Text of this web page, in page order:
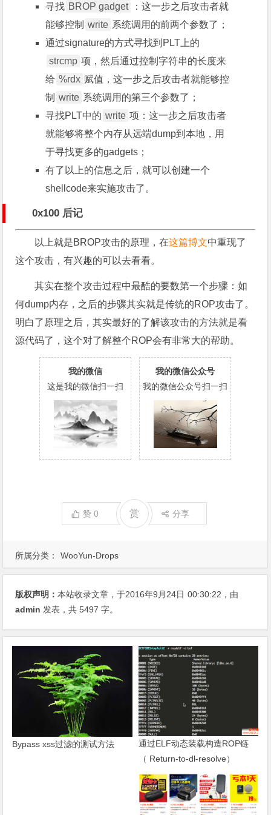
所属分类： WooYun-Drops
寻找 BROP gadget
：这一步之后攻击者就
能够控制
write 系统调用的前两个参数了；
通过signature的方式寻找到PLT上的
strcmp 项，然后通过控制字符串的长度来
给 %rdx 赋值，这一步之后攻击者就能够控
制
write 系统调用的第三个参数了；
寻找PLT中的 write 项：这一步之后攻击者
就能够将整个内存从远端dump到本地，用
于寻找更多的gadgets；
有了以上的信息之后，就可以创建一个
shellcode来实施攻击了。
0x100 后记
以上就是BROP攻击的原理，在这篇博文中重现了
这个攻击，有兴趣的可以去看看。
其实在整个攻击过程中最酷的要数第一个步骤：如
何dump内存，之后的步骤其实就是传统的ROP攻击了。
明白了原理之后，其实最好的了解该攻击的方法就是看
源代码了，这个对了解整个ROP会有非常大的帮助。
我的微信
这是我的微信扫一扫
我的微信公众号
我的微信公众号扫一扫
赞0 赏 分享
版权声明：本站收录文章，于2016年9月24日 00:30:22 ，由
admin 发表，共 5497 字。
Bypass xss过滤的测试方法
通过ELF动态装载构造ROP链
（ Return-to-dl-resolve）